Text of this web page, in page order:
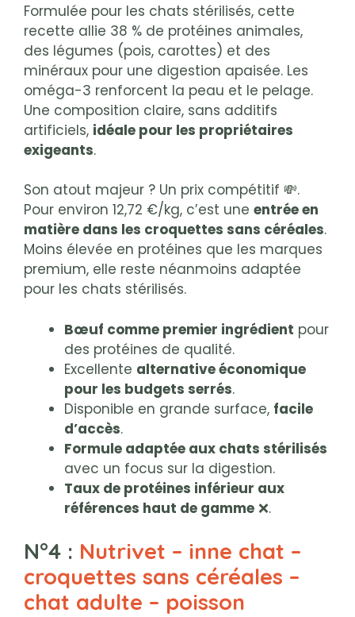
Formulée pour les chats stérilisés, cette
recette allie 38 % de protéines animales,
des légumes (pois, carottes) et des
minéraux pour une digestion apaisée. Les
oméga-3 renforcent la peau et le pelage.
Une composition claire, sans additifs
artificiels, idéale pour les propriétaires
exigeants.
Son atout majeur ? Un prix compétitif 💸.
Pour environ 12,72 €/kg, c’est une entrée en
matière dans les croquettes sans céréales.
Moins élevée en protéines que les marques
premium, elle reste néanmoins adaptée
pour les chats stérilisés.
Bœuf comme premier ingrédient pour
des protéines de qualité.
Excellente alternative économique
pour les budgets serrés.
Disponible en grande surface, facile
d’accès.
Formule adaptée aux chats stérilisés
avec un focus sur la digestion.
Taux de protéines inférieur aux
références haut de gamme ❌.
N°4 : Nutrivet – inne chat –
croquettes sans céréales –
chat adulte – poisson